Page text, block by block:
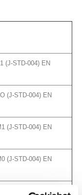
(J-STD-004) EN
(J-STD-004) EN
(J-STD-004) EN
(J-STD-004) EN
(J-STD-004) EN